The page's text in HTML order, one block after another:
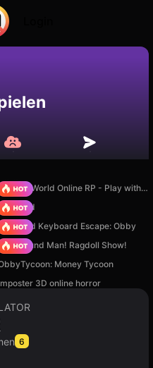
Nein
Sprunki World Online RP - Play with Friends!
World
Speed Keyboard Escape: Obby
Man! Ragdoll Show!
Money Tycoon
3D online horror
6